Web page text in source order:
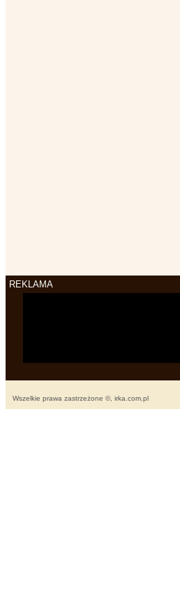
REKLAMA
Wszelkie prawa zastrzeżone ©, irka.com.pl